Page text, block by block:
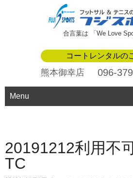
合言葉は 「We Love
コートレンタルの
熊本御幸店 096-
Menu
20191212利用不
TC